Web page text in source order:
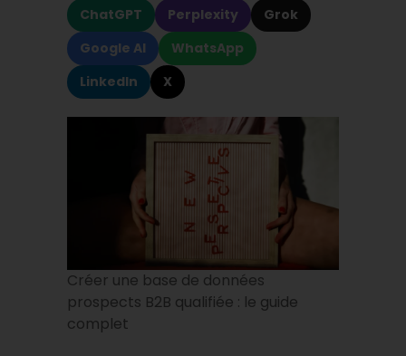
ChatGPT Perplexity
Grok
Google AI
WhatsApp
LinkedIn
X
Créer une base de données
prospects B2B qualifiée : le guide
complet